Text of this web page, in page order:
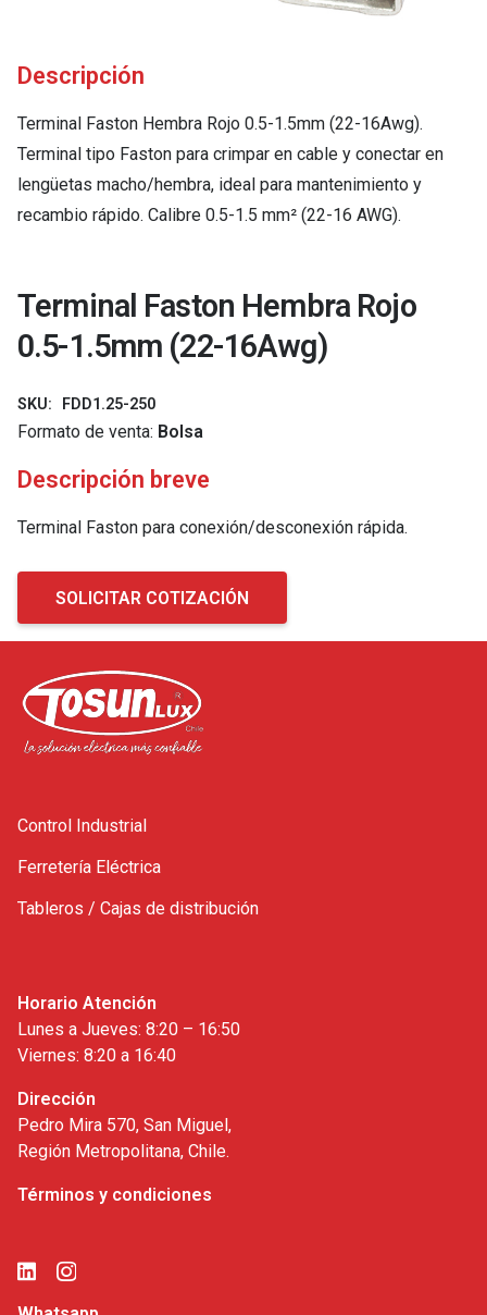
Descripción
Terminal Faston Hembra Rojo 0.5-1.5mm (22-16Awg).
Terminal tipo Faston para crimpar en cable y conectar en
lengüetas macho/hembra, ideal para mantenimiento y
recambio rápido. Calibre 0.5-1.5 mm² (22-16 AWG).
Terminal Faston Hembra Rojo
0.5-1.5mm (22-16Awg)
SKU: FDD1.25-250
Formato de venta: Bolsa
Descripción breve
Terminal Faston para conexión/desconexión rápida.
SOLICITAR COTIZACIÓN
Control Industrial
Ferretería Eléctrica
Tableros / Cajas de distribución
Horario Atención
Lunes a Jueves: 8:20 – 16:50
Viernes: 8:20 a 16:40
Dirección
Pedro Mira 570, San Miguel,
Región Metropolitana, Chile.
Términos y condiciones